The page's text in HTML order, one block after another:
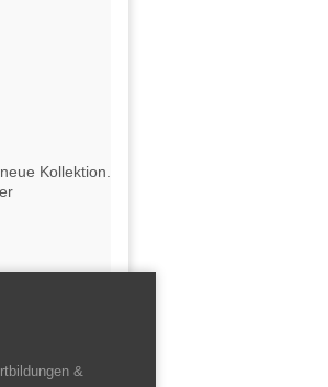
Kollektion.
&